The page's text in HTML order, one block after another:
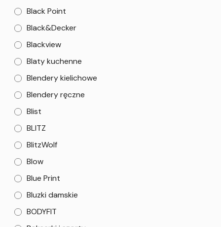
Black Point
Black&Decker
Blackview
Blaty kuchenne
Blendery kielichowe
Blendery ręczne
Blist
BLITZ
BlitzWolf
Blow
Blue Print
Bluzki damskie
BODYFIT